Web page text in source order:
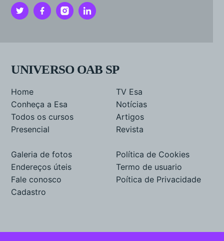
UNIVERSO OAB SP
Home
Conheça a Esa
Todos os cursos
Presencial
TV Esa
Notícias
Artigos
Revista
Galeria de fotos
Endereços úteis
Fale conosco
Cadastro
Política de Cookies
Termo de usuario
Poítica de Privacidade